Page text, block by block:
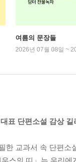
여름의 문장들
2026년 07월 08일 ~
표 단편소설 감상 길
교과서 속 단편소
스의 띠」는 우리